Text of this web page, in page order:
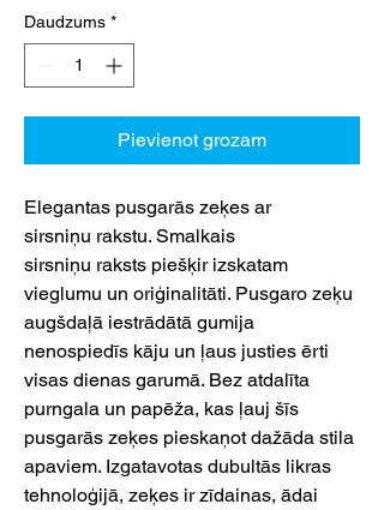
Daudzums *
Pievienot grozam
Elegantas pusgarās zeķes ar
sirsniņu rakstu. Smalkais
sirsniņu raksts piešķir izskatam
vieglumu un oriģinalitāti. Pusgaro zeķu
augšdaļā iestrādātā gumija
nenospiedīs kāju un ļaus justies ērti
visas dienas garumā. Bez atdalīta
purngala un papēža, kas ļauj šīs
pusgarās zeķes pieskaņot dažāda stila
apaviem. Izgatavotas dubultās likras
tehnoloģijā, zeķes ir zīdainas, ādai